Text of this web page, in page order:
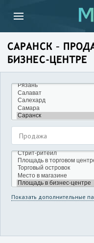
САРАНСК –
БИЗНЕС-ЦЕНТРЕ
Продажа
Показать дополнительные